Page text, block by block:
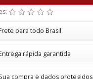
para todo Brasil
rápida garantida
compra e dados protegidos